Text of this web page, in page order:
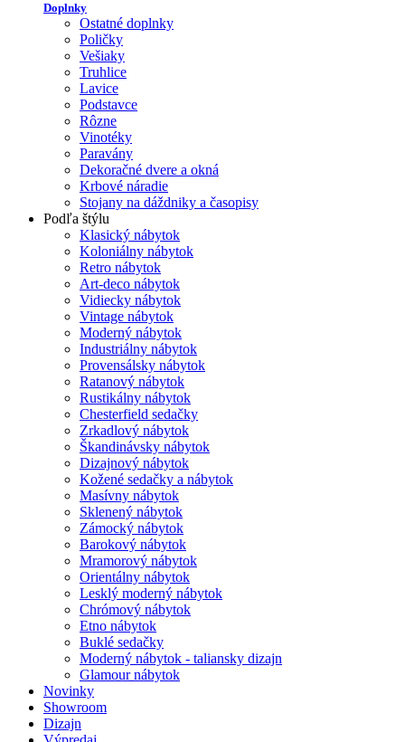
Doplnky
Ostatné doplnky
Poličky
Vešiaky
Truhlice
Lavice
Podstavce
Rôzne
Vinotéky
Paravány
Dekoračné dvere a okná
Krbové náradie
Stojany na dáždniky a časopisy
Podľa štýlu
Klasický nábytok
Koloniálny nábytok
Retro nábytok
Art-deco nábytok
Vidiecky nábytok
Vintage nábytok
Moderný nábytok
Industriálny nábytok
Provensálsky nábytok
Ratanový nábytok
Rustikálny nábytok
Chesterfield sedačky
Zrkadlový nábytok
Škandinávsky nábytok
Dizajnový nábytok
Kožené sedačky a nábytok
Masívny nábytok
Sklenený nábytok
Zámocký nábytok
Barokový nábytok
Mramorový nábytok
Orientálny nábytok
Lesklý moderný nábytok
Chrómový nábytok
Etno nábytok
Buklé sedačky
Moderný nábytok - taliansky dizajn
Glamour nábytok
Novinky
Showroom
Dizajn